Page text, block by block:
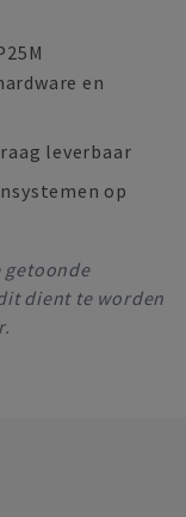
en
leverbaar
op
getoonde
dient te worden